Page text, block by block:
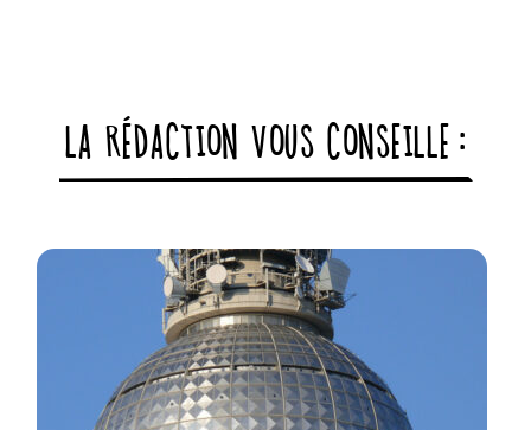
LA RÉDACTION VOUS CONSEILLE :